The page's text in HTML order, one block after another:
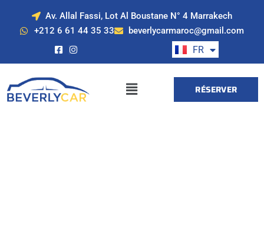
Av. Allal Fassi, Lot Al Boustane N° 4 Marrakech
+212 6 61 44 35 33
beverlycarmaroc@gmail.com
FR
EN
ES
DE
RÉSERVER